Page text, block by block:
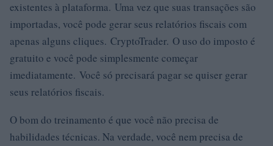
existentes à plataforma. Uma vez que suas transações são
importadas, você pode gerar seus relatórios fiscais com
apenas alguns cliques. CryptoTrader. O uso do imposto é
gratuito e você pode simplesmente começar
imediatamente. Você só precisará pagar se quiser gerar
seus relatórios fiscais.
O bom do treinamento é que você não precisa de
habilidades técnicas. Na verdade, você nem precisa de